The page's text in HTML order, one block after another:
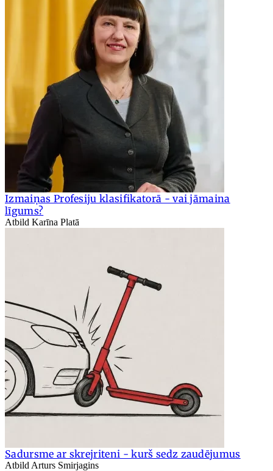
Izmaiņas Profesiju klasifikatorā - vai jāmaina
līgums?
Atbild Karīna Platā
Sadursme ar skrejriteni - kurš sedz zaudējumus
Atbild Arturs Smirjagins